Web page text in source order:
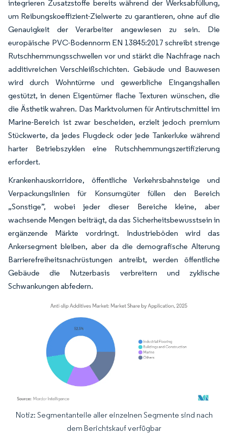
integrieren Zusatzstoffe bereits während der Werksabfüllung,
um Reibungskoeffizient-Zielwerte zu garantieren, ohne auf die
Genauigkeit der Verarbeiter angewiesen zu sein. Die
europäische PVC-Bodennorm EN 13845:2017 schreibt strenge
Rutschhemmungsschwellen vor und stärkt die Nachfrage nach
additivreichen Verschleißschichten. Gebäude und Bauwesen
wird durch Wohntürme und gewerbliche Eingangshallen
gestützt, in denen Eigentümer flache Texturen wünschen, die
die Ästhetik wahren. Das Marktvolumen für Antirutschmittel im
Marine-Bereich ist zwar bescheiden, erzielt jedoch premium
Stückwerte, da jedes Flugdeck oder jede Tankerluke während
harter Betriebszyklen eine Rutschhemmungszertifizierung
erfordert.
Krankenhauskorridore, öffentliche Verkehrsbahnsteige und
Verpackungslinien für Konsumgüter füllen den Bereich
„Sonstige”, wobei jeder dieser Bereiche kleine, aber
wachsende Mengen beiträgt, da das Sicherheitsbewusstsein in
ergänzende Märkte vordringt. Industrieböden wird das
Ankersegment bleiben, aber da die demografische Alterung
Barrierefreiheitsnachrüstungen antreibt, werden öffentliche
Gebäude die Nutzerbasis verbreitern und zyklische
Schwankungen abfedern.
Bild © Mordor Intelligence. Wiederverwendung erfordert Namensnennung
Notiz: Segmentanteile aller einzelnen Segmente sind nach
dem Berichtskauf verfügbar